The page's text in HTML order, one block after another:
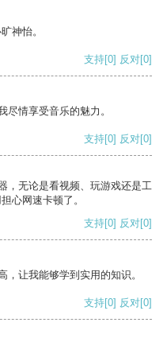
神怡。
支持[0] 反对[0]
尽情享受音乐的魅力。
支持[0] 反对[0]
，无论是看视频、玩游戏还是工
心网速卡顿了。
支持[0] 反对[0]
让我能够学到实用的知识。
支持[0] 反对[0]